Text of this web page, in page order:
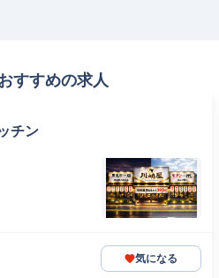
すすめの求人
チン
気になる